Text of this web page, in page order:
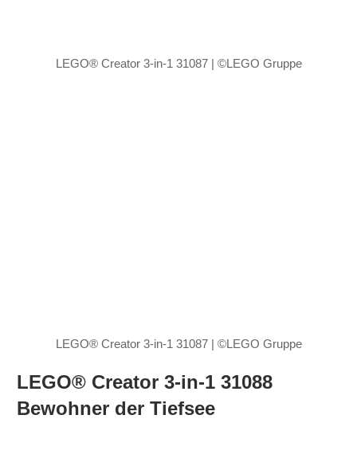
LEGO® Creator 3-in-1 31087 | ©LEGO Gruppe
LEGO® Creator 3-in-1 31087 | ©LEGO Gruppe
LEGO® Creator 3-in-1 31088
Bewohner der Tiefsee